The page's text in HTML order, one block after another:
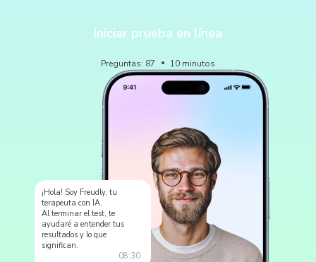
Iniciar prueba en línea
Preguntas: 87 10 minutos
¡Hola! Soy Freudly, tu
terapeuta con IA.
Al terminar el test, te
ayudaré a entender tus
resultados y lo que
significan.
08:30